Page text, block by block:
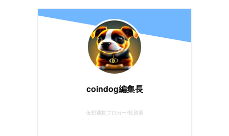
coindog編集長
仮想通貨ブロガー/投資家